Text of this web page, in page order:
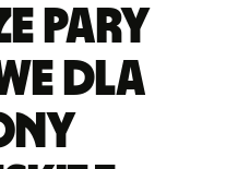
pary
dla